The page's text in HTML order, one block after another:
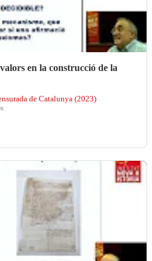
en la construcció de la
de Catalunya (2023)